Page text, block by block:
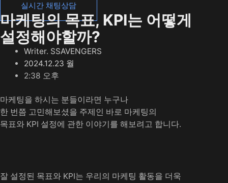
실시간 채팅상담
마케팅의 목표, KPI는 어떻게
설정해야할까?
Writer. SSAVENGERS
2024.12.23 월
2:38 오후
마케팅을 하시는 분들이라면 누구나
한 번쯤 고민해보셨을 주제인 바로 마케팅의
목표와 KPI 설정에 관한 이야기를 해보려고 합니다.
잘 설정된 목표와 KPI는 우리의 마케팅 활동을 더욱